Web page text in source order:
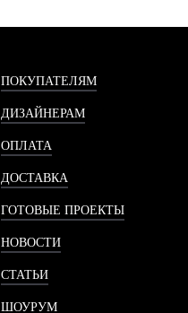
ПОКУПАТЕЛЯМ
ДИЗАЙНЕРАМ
ОПЛАТА
ДОСТАВКА
ГОТОВЫЕ ПРОЕКТЫ
НОВОСТИ
СТАТЬИ
ШОУРУМ